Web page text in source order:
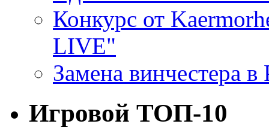
Конкурс от
LIVE"
Замена винчестера
Игровой ТОП-10